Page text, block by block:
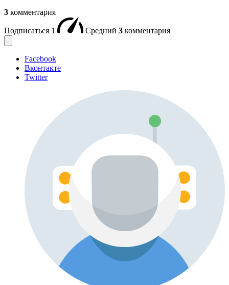
3 комментария
Подписаться 1 Средний 3 комментария
Facebook
Вконтакте
Twitter